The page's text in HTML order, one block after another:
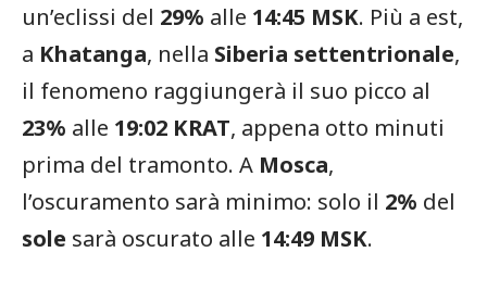
un’eclissi del 29% alle 14:45 MSK. Più a est,
a Khatanga, nella Siberia settentrionale,
il fenomeno raggiungerà il suo picco al
23% alle 19:02 KRAT, appena otto minuti
prima del tramonto. A Mosca,
l’oscuramento sarà minimo: solo il 2% del
sole sarà oscurato alle 14:49 MSK.